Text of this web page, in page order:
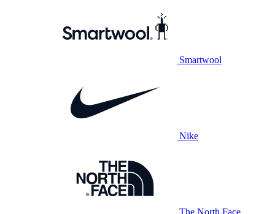
Smartwool
Nike
The North Face